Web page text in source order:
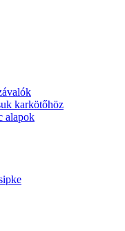
karkötőhöz
alapok